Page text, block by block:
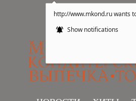
http://www.mkond.ru wants
Show notifications